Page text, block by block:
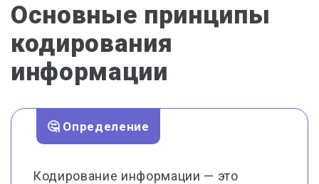
Основные принципы
кодирования
информации
🤔 Определение
Кодирование информации — это